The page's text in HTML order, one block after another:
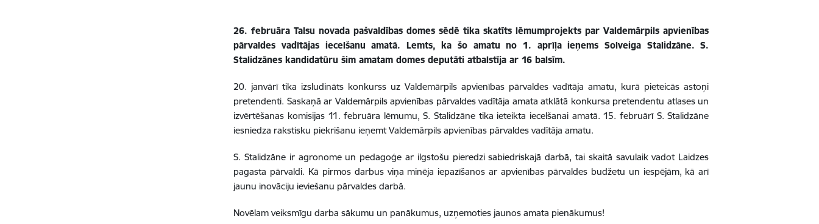
26. februāra Talsu novada pašvaldības domes sēdē tika skatīts lēmumprojekts par Valdemārpils apvienības
pārvaldes vadītājas iecelšanu amatā. Lemts, ka šo amatu no 1. aprīļa ieņems Solveiga Stalidzāne. S.
Stalidzānes kandidatūru šim amatam domes deputāti atbalstīja ar 16 balsīm.
20. janvārī tika izsludināts konkurss uz Valdemārpils apvienības pārvaldes vadītāja amatu, kurā pieteicās astoņi
pretendenti. Saskaņā ar Valdemārpils apvienības pārvaldes vadītāja amata atklātā konkursa pretendentu atlases un
izvērtēšanas komisijas 11. februāra lēmumu, S. Stalidzāne tika ieteikta iecelšanai amatā. 15. februārī S. Stalidzāne
iesniedza rakstisku piekrišanu ieņemt Valdemārpils apvienības pārvaldes vadītāja amatu.
S. Stalidzāne ir agronome un pedagoģe ar ilgstošu pieredzi sabiedriskajā darbā, tai skaitā savulaik vadot Laidzes
pagasta pārvaldi. Kā pirmos darbus viņa minēja iepazīšanos ar apvienības pārvaldes budžetu un iespējām, kā arī
jaunu inovāciju ieviešanu pārvaldes darbā.
Novēlam veiksmīgu darba sākumu un panākumus, uzņemoties jaunos amata pienākumus!